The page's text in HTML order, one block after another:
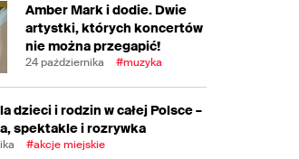
Amber Mark i dodie. Dwie
artystki, których koncertów
nie można przegapić!
24 października #muzyka
dzieci i rodzin w całej Polsce –
spektakle i rozrywka
#akcje miejskie